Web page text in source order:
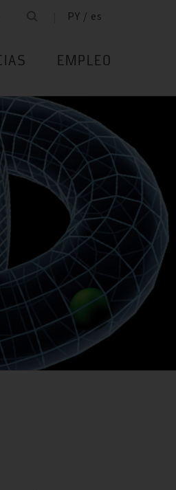
PY / es
EMPLEO